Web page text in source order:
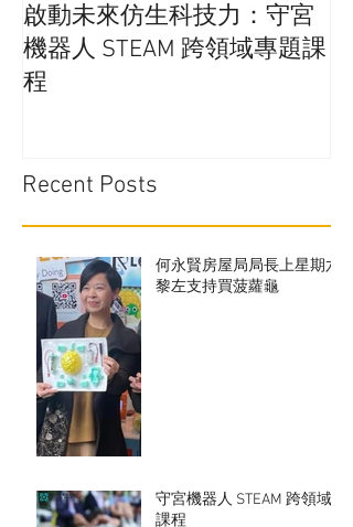
啟動未來仿生科技力：守宮
機器人 STEAM 跨領域專題課
程
Recent Posts
何永賢房屋局局長上星期六
黎左支持買菠蘿龜
守宮機器人 STEAM 跨領域
課程